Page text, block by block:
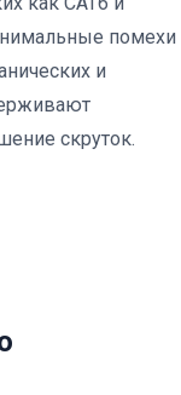
помехи
и
скруток.